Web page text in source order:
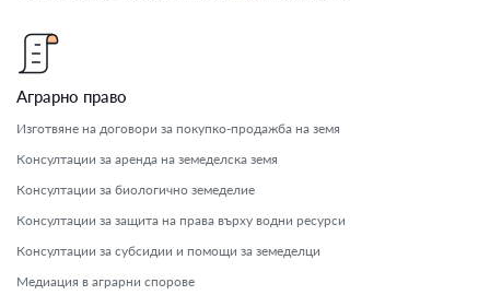
Аграрно право
Изготвяне на договори за покупко-продажба на земя
Консултации за аренда на земеделска земя
Консултации за биологично земеделие
Консултации за защита на права върху водни ресурси
Консултации за субсидии и помощи за земеделци
Медиация в аграрни спорове